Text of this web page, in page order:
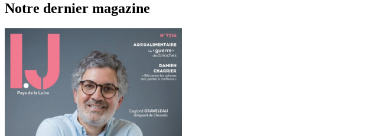
Notre dernier magazine